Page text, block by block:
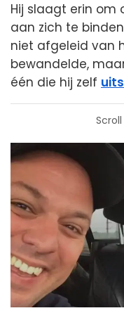
Hij slaagt erin om
aan zich te
niet afgeleid van
bewandelde,
één die hij zelf